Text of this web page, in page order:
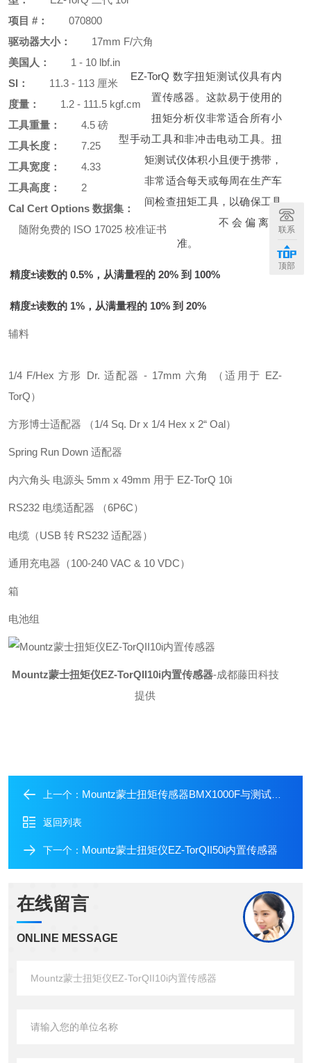
项目 #：
070800
驱动器大小：
17mm F/六角
美国人：
1 - 10 lbf.in
SI：
11.3 - 113 厘米
度量：
1.2 - 111.5 kgf.cm
工具重量：
4.5 磅
工具长度：
7.25
工具宽度：
4.33
工具高度：
2
Cal Cert Options 数据集：
随附免费的 ISO 17025 校准证书
EZ-TorQ 数字扭矩测试仪具有内
置传感器。这款易于使用的
扭矩分析仪非常适合所有小
型手动工具和非冲击电动工具。扭
矩测试仪体积小且便于携带，
非常适合每天或每周在生产车
间检查扭矩工具，以确保工具
不会偏离校
准。
精度±读数的 0.5%，从满量程的 20% 到 100%
精度±读数的 1%，从满量程的 10% 到 20%
辅料
1/4 F/Hex 方形 Dr. 适配器 - 17mm 六角 （适用于 EZ-
TorQ）
方形博士适配器 （1/4 Sq. Dr x 1/4 Hex x 2“ Oal）
Spring Run Down 适配器
内六角头 电源头 5mm x 49mm 用于 EZ-TorQ 10i
RS232 电缆适配器 （6P6C）
电缆（USB 转 RS232 适配器）
通用充电器（100-240 VAC & 10 VDC）
箱
电池组
Mountz蒙士扭矩仪EZ-TorQII10i内置传感器-成都藤田科技
提供
上一个： Mountz蒙士扭矩传感器BMX1000F与测试仪使用
返回列表
下一个： Mountz蒙士扭矩仪EZ-TorQII50i内置传感器
在线留言
ONLINE MESSAGE
联系
顶部